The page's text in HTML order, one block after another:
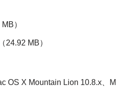
）
（24.92 MB）
OS X Mountain Lion 10.8.x、